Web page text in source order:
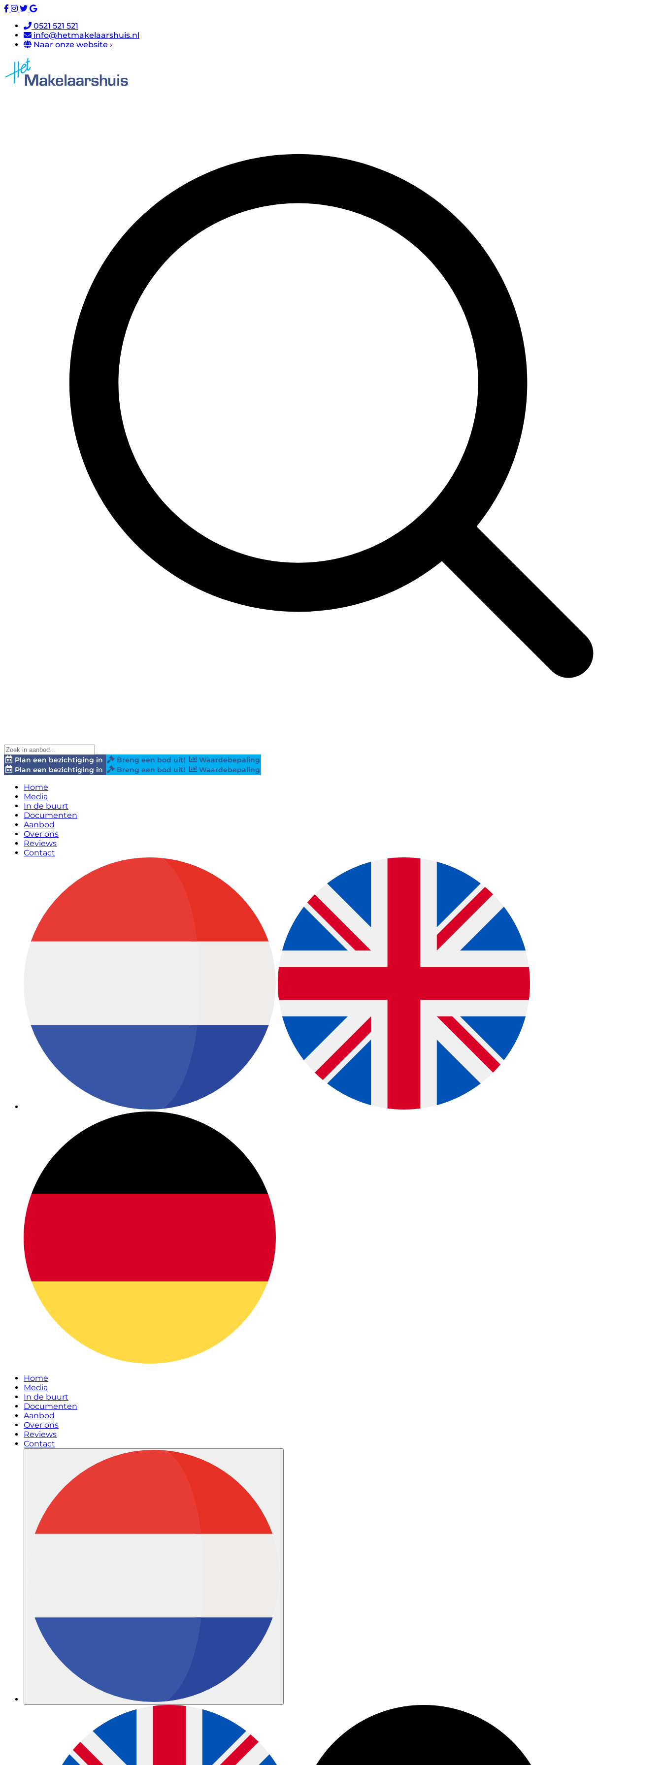
0521 521 521
info@hetmakelaarshuis.nl
Naar onze website ›
Plan een bezichtiging in Breng een bod uit!
Waardebepaling
Plan een bezichtiging in
Breng een bod uit! Waardebepaling
Home
Media
In de buurt
Documenten
Aanbod
Over ons
Reviews
Contact
Home
Media
In de buurt
Documenten
Aanbod
Over ons
Reviews
Contact